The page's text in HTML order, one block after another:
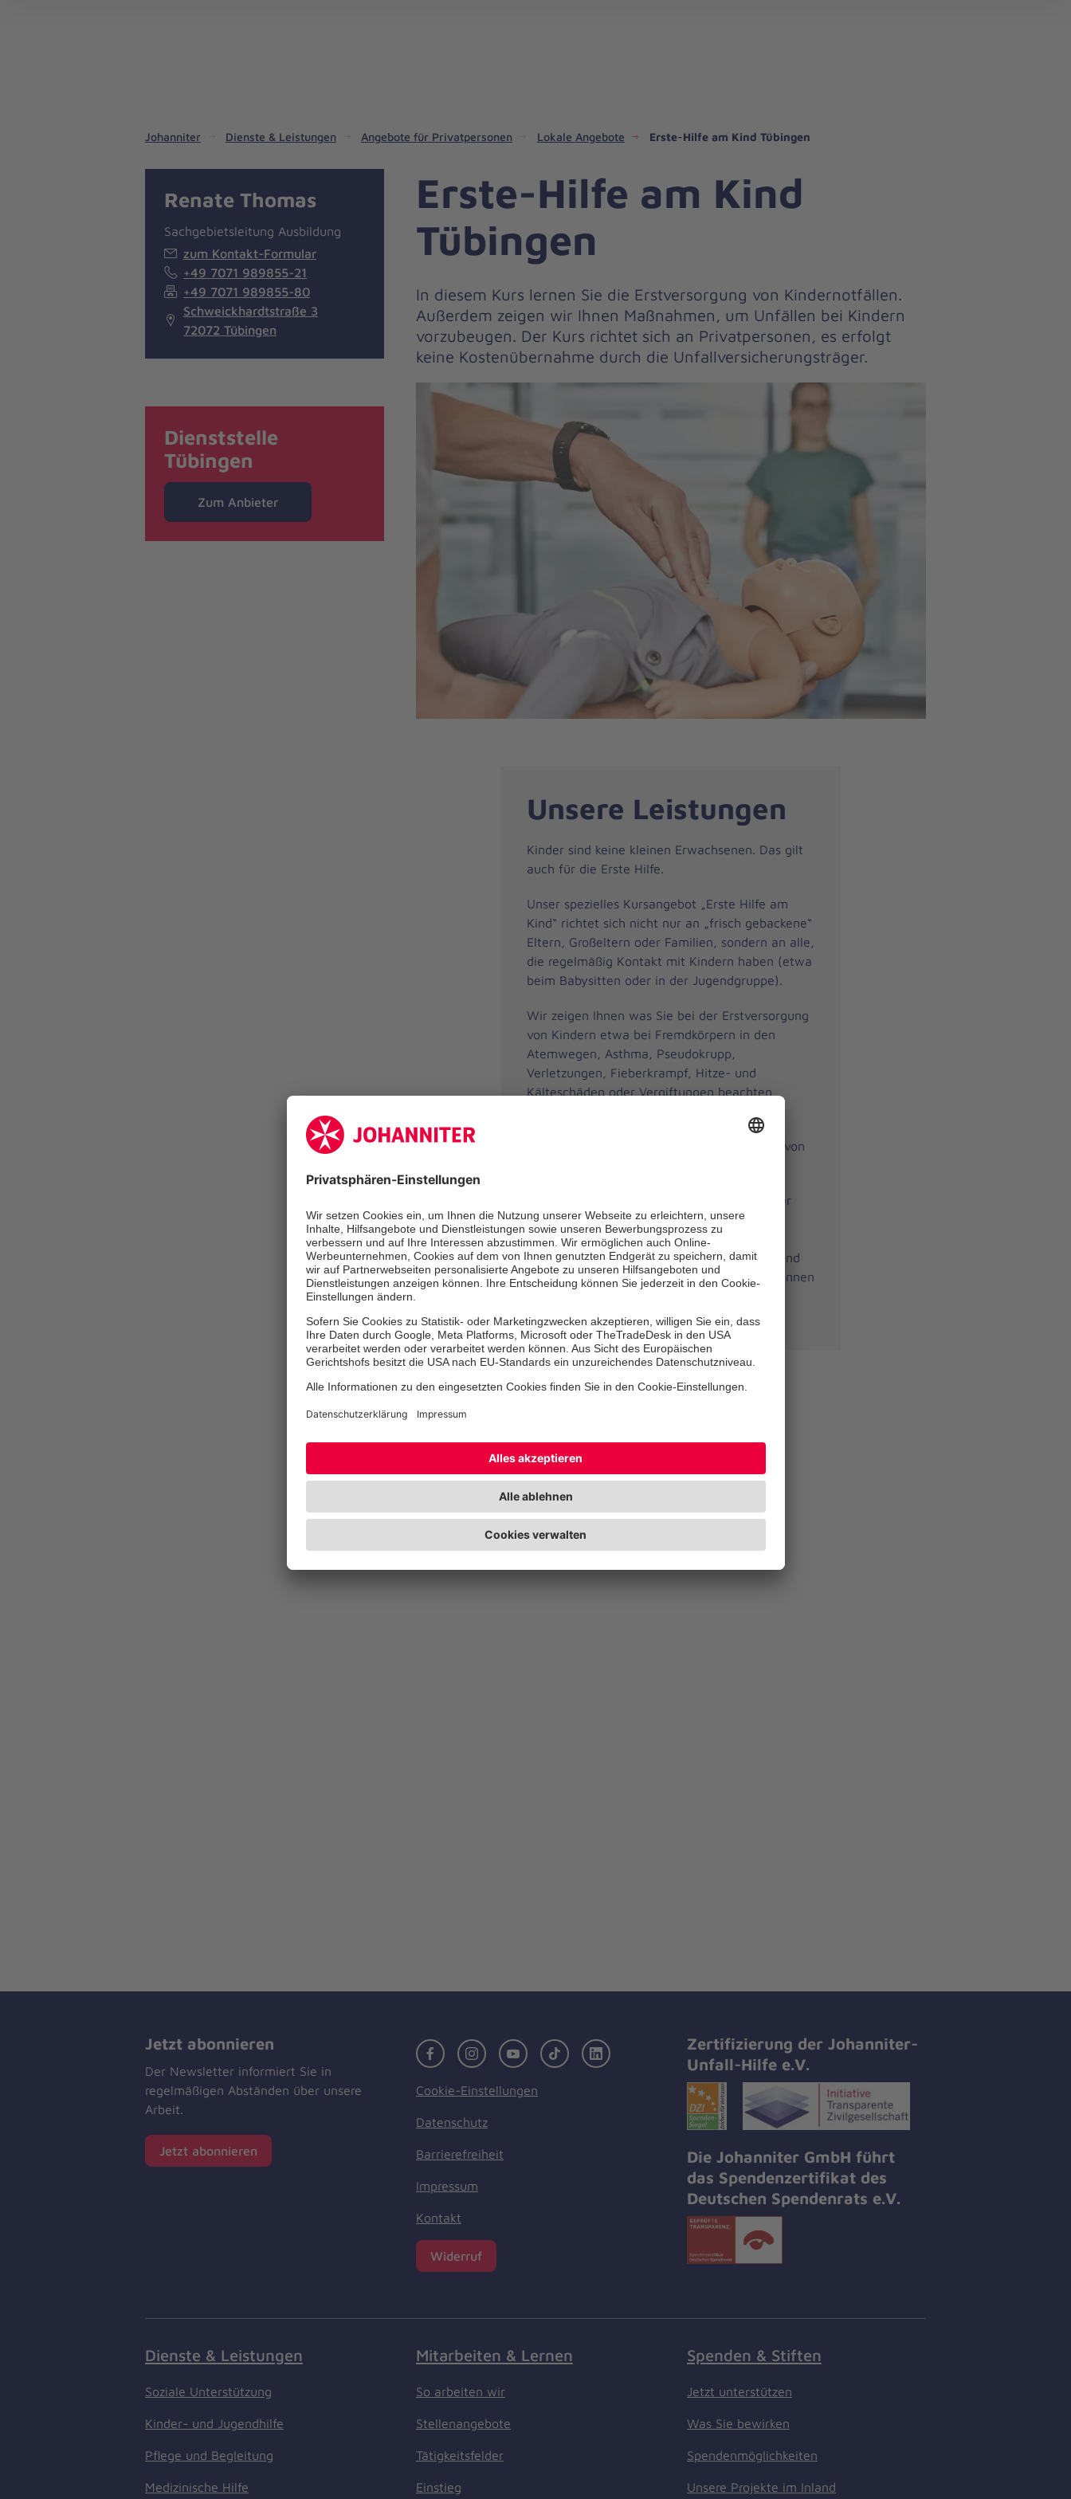
Johanniter Dienste & Leistungen Angebote für Privatpersonen Lokale Angebote Erste-Hilfe am Kind Tübingen
Erste-Hilfe am Kind
Tübingen
In diesem Kurs lernen Sie die Erstversorgung von Kindernotfällen.
Außerdem zeigen wir Ihnen Maßnahmen, um Unfällen bei Kindern
vorzubeugen. Der Kurs richtet sich an Privatpersonen, es erfolgt
keine Kostenübernahme durch die Unfallversicherungsträger.
Unsere Leistungen
Kinder sind keine kleinen Erwachsenen. Das gilt
auch für die Erste Hilfe.
Unser spezielles Kursangebot „Erste Hilfe am
Kind“ richtet sich nicht nur an „frisch gebackene“
Eltern, Großeltern oder Familien, sondern an alle,
die regelmäßig Kontakt mit Kindern haben (etwa
beim Babysitten oder in der Jugendgruppe).
Wir zeigen Ihnen was Sie bei der Erstversorgung
von Kindern etwa bei Fremdkörpern in den
Atemwegen, Asthma, Pseudokrupp,
Verletzungen, Fieberkrampf, Hitze- und
Kälteschäden oder Vergiftungen beachten
Darüber hinaus lernen Sie, wie Sie Unfällen von
Für Mitarbeitende in Einrichtungen für Kinder
empfehlen wir unseren Kurs „Erste Hilfe in
Bildungs- und Betreuungseinrichtungen für
Kinder“. Dieser vermittelt Inhalte entsprechend
der Unfallversicherungsträger. Die Kosten können
werden.
Renate Thomas
Sachgebietsleitung Ausbildung
zum Kontakt-Formular
+49 7071 989855-21
+49 7071 989855-80
Schweickhardtstraße 3
72072 Tübingen
Dienststelle
Tübingen
Zum Anbieter
Jetzt abonnieren
Der Newsletter informiert Sie in
regelmäßigen Abständen über unsere
Arbeit.
Jetzt abonnieren
FacebookInstagramYoutubeTikTok LinkedIn
Cookie-Einstellungen
Datenschutz
Barrierefreiheit
Impressum
Kontakt
Widerruf
Zertifizierung der Johanniter-
Unfall-Hilfe e.V.
Die Johanniter GmbH führt
das Spendenzertifikat des
Deutschen Spendenrats e.V.
Dienste & Leistungen
Soziale Unterstützung
Kinder- und Jugendhilfe
Pflege und Begleitung
Medizinische Hilfe
Mitarbeiten & Lernen
So arbeiten wir
Stellenangebote
Tätigkeitsfelder
Einstieg
Spenden & Stiften
Jetzt unterstützen
Was Sie bewirken
Spendenmöglichkeiten
Unsere Projekte im Inland